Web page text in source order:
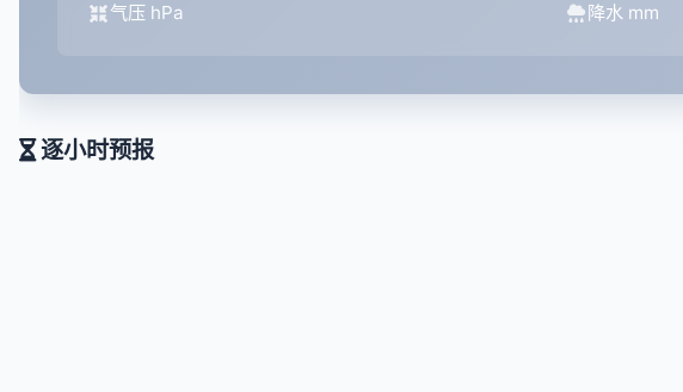
气压 hPa 降水 mm
逐小时预报